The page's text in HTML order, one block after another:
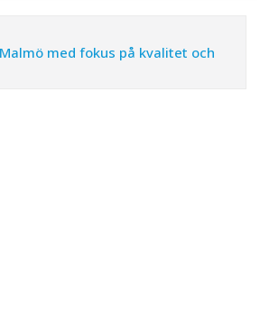
med fokus på kvalitet och